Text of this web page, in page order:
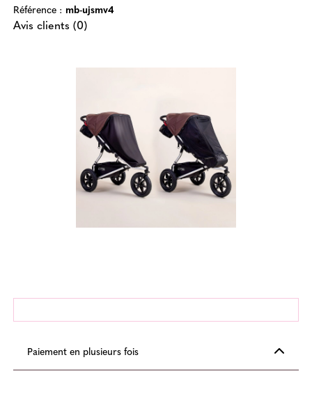
Référence : mb-ujsmv4
Avis clients (0)
Paiement en plusieurs fois